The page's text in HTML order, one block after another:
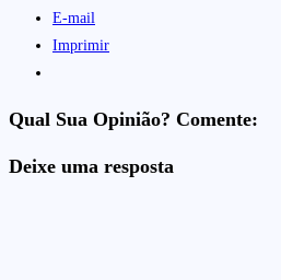
E-mail
Imprimir
Qual Sua Opinião? Comente:
Deixe uma resposta